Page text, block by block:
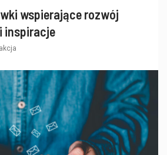
wspierające rozwój
inspiracje